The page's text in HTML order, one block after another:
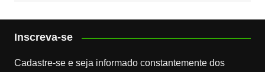
Inscreva-se
Cadastre-se e seja informado constantemente dos